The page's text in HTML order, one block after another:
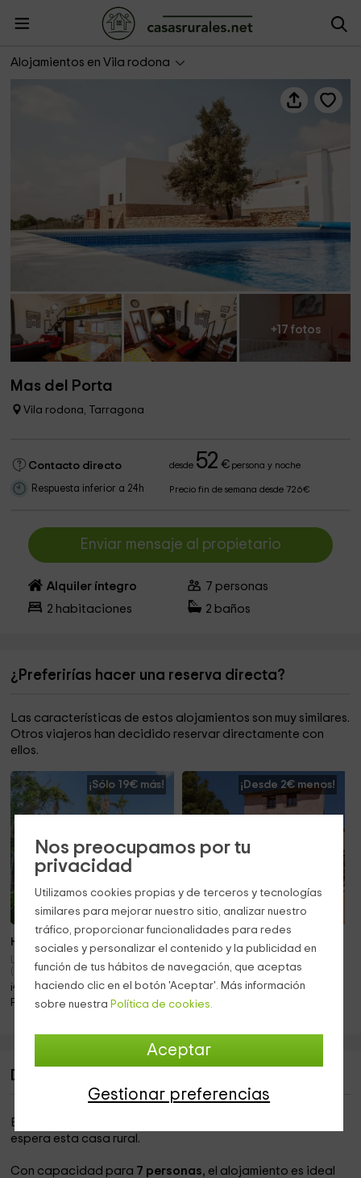
Nos preocupamos por tu
privacidad
Utilizamos cookies propias y de terceros y tecnologías
similares para mejorar nuestro sitio, analizar nuestro
tráfico, proporcionar funcionalidades para redes
sociales y personalizar el contenido y la publicidad en
función de tus hábitos de navegación, que aceptas
haciendo clic en el botón 'Aceptar'. Más información
sobre nuestra Política de cookies.
Aceptar
Gestionar preferencias
Alojamientos en Vila rodona
+17 fotos
Mas del Porta
Vila rodona, Tarragona
Contacto directo desde 52 €persona y noche
Respuesta inferior a 24h Precio fin de semana desde 726€
Enviar mensaje al propietario
Alquiler íntegro 7 personas
2 habitaciones 2 baños
¿Preferirías hacer una reserva directa?
Las características de estos alojamientos son muy similares.
Otros viajeros han decidido reservar directamente con
ellos.
¡Sólo 19€ más!
Hasta 6 pers.
La Pobla De Montornes
(Tarragona)
¡A sólo 14.6km!
Piscina · Barbacoa · Chimenea
¡Desde 2€ menos!
Hasta 8 pers.
Roda De Bara (Tarragona)
¡A sólo 16.2km!
Descripción de Mas del Porta
En
espera esta casa rural.
Con capacidad para 7 personas, el alojamiento es ideal